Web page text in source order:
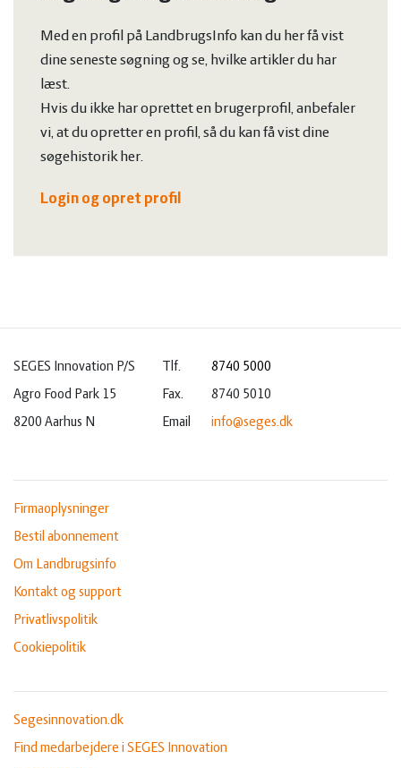
Med en profil på LandbrugsInfo kan du her få vist
dine seneste søgning og se, hvilke artikler du har
læst.
Hvis du ikke har oprettet en brugerprofil, anbefaler
vi, at du opretter en profil, så du kan få vist dine
søgehistorik her.
Login og opret profil
SEGES Innovation P/S
Agro Food Park 15
8200 Aarhus N
Tlf.
8740 5000
Fax.
8740 5010
Email
info@seges.dk
Firmaoplysninger
Bestil abonnement
Om Landbrugsinfo
Kontakt og support
Privatlivspolitik
Cookiepolitik
Segesinnovation.dk
Find medarbejdere i SEGES Innovation